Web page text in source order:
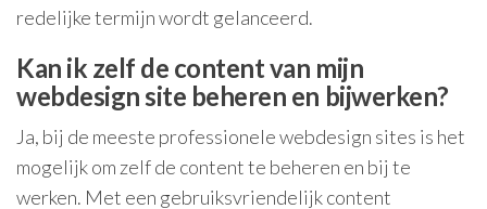
redelijke termijn wordt gelanceerd.
Kan ik zelf de content van mijn
webdesign site beheren en bijwerken?
Ja, bij de meeste professionele webdesign sites is het
mogelijk om zelf de content te beheren en bij te
werken. Met een gebruiksvriendelijk content